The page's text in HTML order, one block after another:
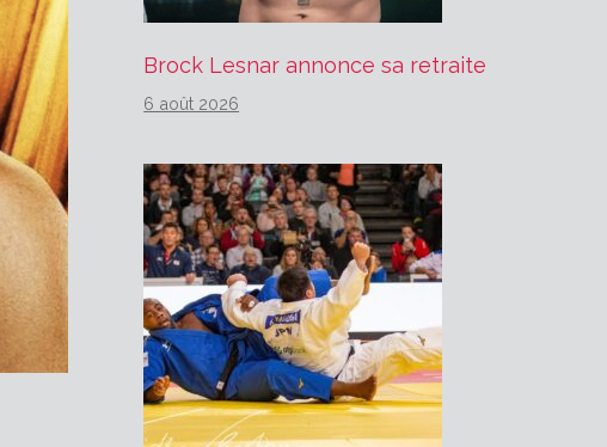
Brock Lesnar annonce sa retraite
6 août 2026